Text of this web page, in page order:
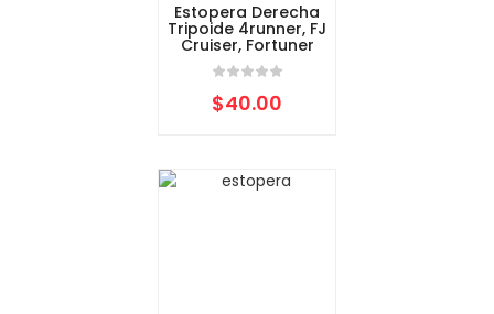
Estopera Derecha
Tripoide 4runner, FJ
Cruiser, Fortuner
$40.00